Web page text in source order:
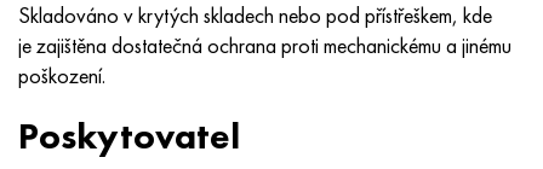
Skladováno v krytých skladech nebo pod přístřeškem, kde
je zajištěna dostatečná ochrana proti mechanickému a jinému
poškození.
Poskytovatel